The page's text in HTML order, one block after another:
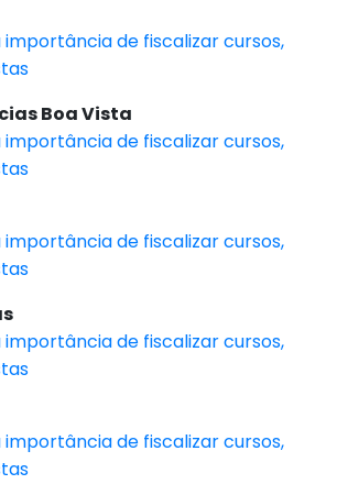
de fiscalizar cursos,
Boa Vista
de fiscalizar cursos,
de fiscalizar cursos,
de fiscalizar cursos,
de fiscalizar cursos,